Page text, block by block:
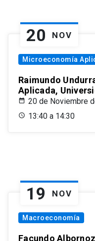
20 NOV
Microeconomía
Raimundo
Aplicada,
20 de Noviembre
13:40 a 14:30
19 NOV
Macroeconomía
Facundo